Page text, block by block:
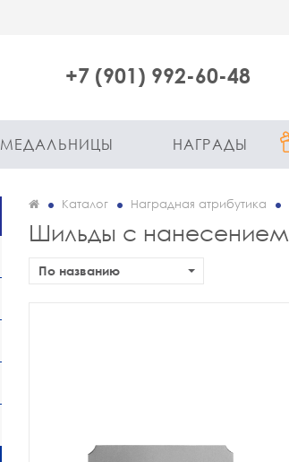
+7 (901) 992-60-48
МЕДАЛЬНИЦЫ НАГРАДЫ
Каталог Наградная атрибутика
Шильды с нанесением
По названию